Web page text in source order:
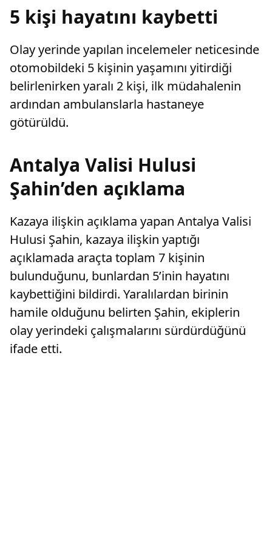
5 kişi hayatını kaybetti
Olay yerinde yapılan incelemeler neticesinde
otomobildeki 5 kişinin yaşamını yitirdiği
belirlenirken yaralı 2 kişi, ilk müdahalenin
ardından ambulanslarla hastaneye
götürüldü.
Antalya Valisi Hulusi
Şahin’den açıklama
Kazaya ilişkin açıklama yapan Antalya Valisi
Hulusi Şahin, kazaya ilişkin yaptığı
açıklamada araçta toplam 7 kişinin
bulunduğunu, bunlardan 5’inin hayatını
kaybettiğini bildirdi. Yaralılardan birinin
hamile olduğunu belirten Şahin, ekiplerin
olay yerindeki çalışmalarını sürdürdüğünü
ifade etti.